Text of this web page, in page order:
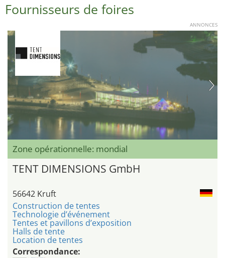
Fournisseurs de foires
ANNONCES
Zone opérationnelle: mondial
TENT DIMENSIONS GmbH
56642 Kruft
Construction de tentes
Technologie d’événement
Tentes et pavillons d’exposition
Halls de tente
Location de tentes
Correspondance: